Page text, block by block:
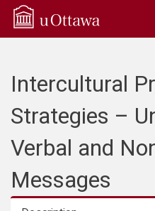
Q
A
Intercultural
Strategies –
Verbal and
Messages